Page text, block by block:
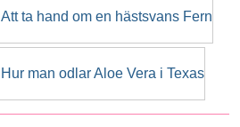
Att ta hand om en hästsvans Fern
Hur man odlar Aloe Vera i Texas